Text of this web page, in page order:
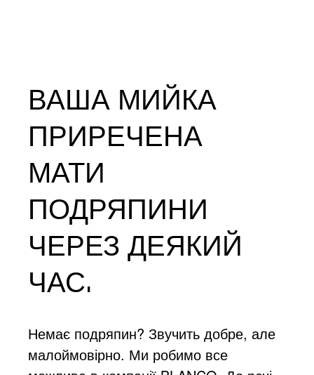
ВАША МИЙКА
ПРИРЕЧЕНА
МАТИ
ПОДРЯПИНИ
ЧЕРЕЗ ДЕЯКИЙ
ЧАС.
Немає подряпин? Звучить добре, але
малоймовірно. Ми робимо все